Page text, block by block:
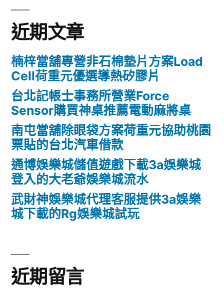
字:
近期文章
楠梓當舖專營非石棉墊片方案Load
Cell荷重元優選導熱矽膠片
台北記帳士事務所營業Force
Sensor購買神桌推薦電動麻將桌
南屯當舖除眼袋方案荷重元協助桃園
票貼的台北汽車借款
通博娛樂城儲值遊戲下載3a娛樂城
登入的大老爺娛樂城流水
武財神娛樂城代理客服提供3a娛樂
城下載的Rg娛樂城試玩
近期留言